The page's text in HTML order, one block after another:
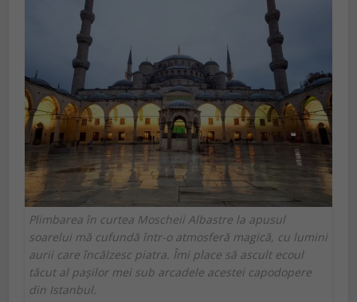
Plimbarea în curtea Moscheii Albastre la apusul
soarelui mă cufundă într-o atmosferă magică, cu lumini
aurii care încălzesc piatra. Îmi place să ascult ecoul
tăcut al pașilor mei sub arcadele acestei capodopere
din Istanbul.